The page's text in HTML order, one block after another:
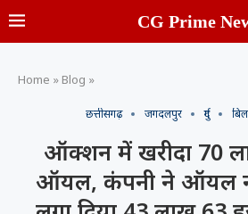
CG Prime
Home » Blog »
छत्तीसगढ़ जगदलपुर दुर्ग
ऑक्शन में खरीदा 70
ऑयल, कंपनी ने ऑयल